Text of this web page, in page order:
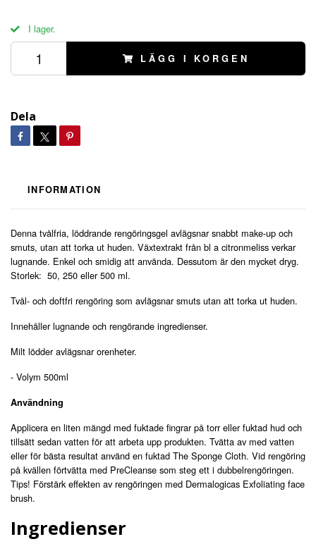
I lager.
LÄGG I KORGEN
Dela
INFORMATION
Denna tvålfria, löddrande rengöringsgel avlägsnar snabbt make-up och
smuts, utan att torka ut huden. Växtextrakt från bl a citronmeliss verkar
lugnande. Enkel och smidig att använda. Dessutom är den mycket dryg.
Storlek: 50, 250 eller 500 ml.
Tvål- och doftfri rengöring som avlägsnar smuts utan att torka ut huden.
Innehåller lugnande och rengörande ingredienser.
Milt lödder avlägsnar orenheter.
- Volym 500ml
Användning
Applicera en liten mängd med fuktade fingrar på torr eller fuktad hud och
tillsätt sedan vatten för att arbeta upp produkten. Tvätta av med vatten
eller för bästa resultat använd en fuktad The Sponge Cloth. Vid rengöring
på kvällen förtvätta med PreCleanse som steg ett i dubbelrengöringen.
Tips! Förstärk effekten av rengöringen med Dermalogicas Exfoliating face
brush.
Ingredienser